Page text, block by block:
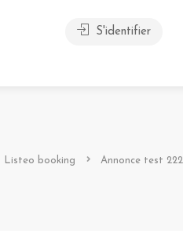
S'identifier
Listeo booking Annonce test 222